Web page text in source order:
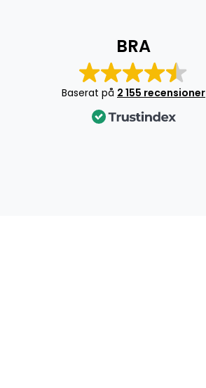
BRA
Baserat på 2 155 recensioner
Jätte bra jobb!